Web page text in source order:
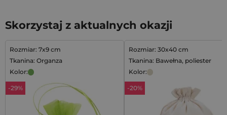
Skorzystaj z aktualnych okazji
Rozmiar: 7x9 cm
Tkanina: Organza
Kolor:
-29%
Rozmiar: 30x40 cm
Tkanina: Bawełna, poliester
Kolor:
-20%